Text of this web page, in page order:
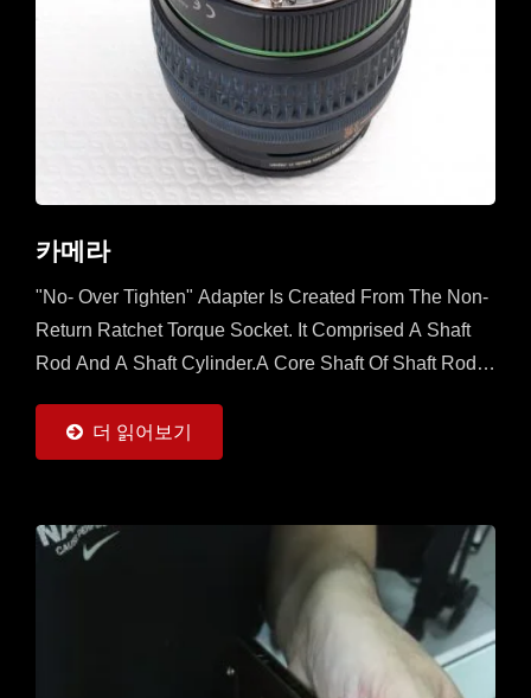
카메라
"No- Over Tighten" Adapter Is Created From The Non-
Return Ratchet Torque Socket. It Comprised A Shaft
Rod And A Shaft Cylinder.A Core Shaft Of Shaft Rod Is
더 읽어보기